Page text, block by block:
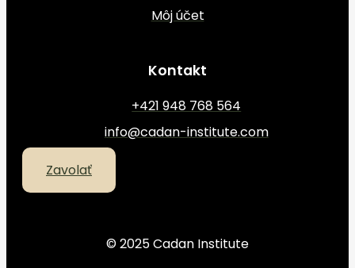
Môj účet
Kontakt
+421 948 768 564
info@cadan-institute.com
Zavolať
© 2025 Cadan Institute